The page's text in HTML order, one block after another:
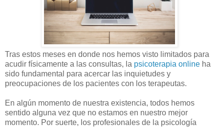
Tras estos meses en donde nos hemos visto limitados para
acudir físicamente a las consultas, la psicoterapia online ha
sido fundamental para acercar las inquietudes y
preocupaciones de los pacientes con los terapeutas.
En algún momento de nuestra existencia, todos hemos
sentido alguna vez que no estamos en nuestro mejor
momento. Por suerte, los profesionales de la psicología